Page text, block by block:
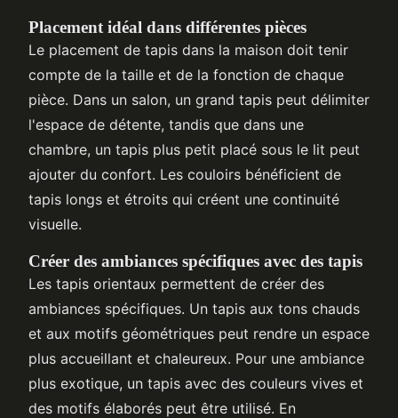
Placement idéal dans différentes pièces
Le placement de tapis dans la maison doit tenir
compte de la taille et de la fonction de chaque
pièce. Dans un salon, un grand tapis peut délimiter
l'espace de détente, tandis que dans une
chambre, un tapis plus petit placé sous le lit peut
ajouter du confort. Les couloirs bénéficient de
tapis longs et étroits qui créent une continuité
visuelle.
Créer des ambiances spécifiques avec des tapis
Les tapis orientaux permettent de créer des
ambiances spécifiques. Un tapis aux tons chauds
et aux motifs géométriques peut rendre un espace
plus accueillant et chaleureux. Pour une ambiance
plus exotique, un tapis avec des couleurs vives et
des motifs élaborés peut être utilisé. En